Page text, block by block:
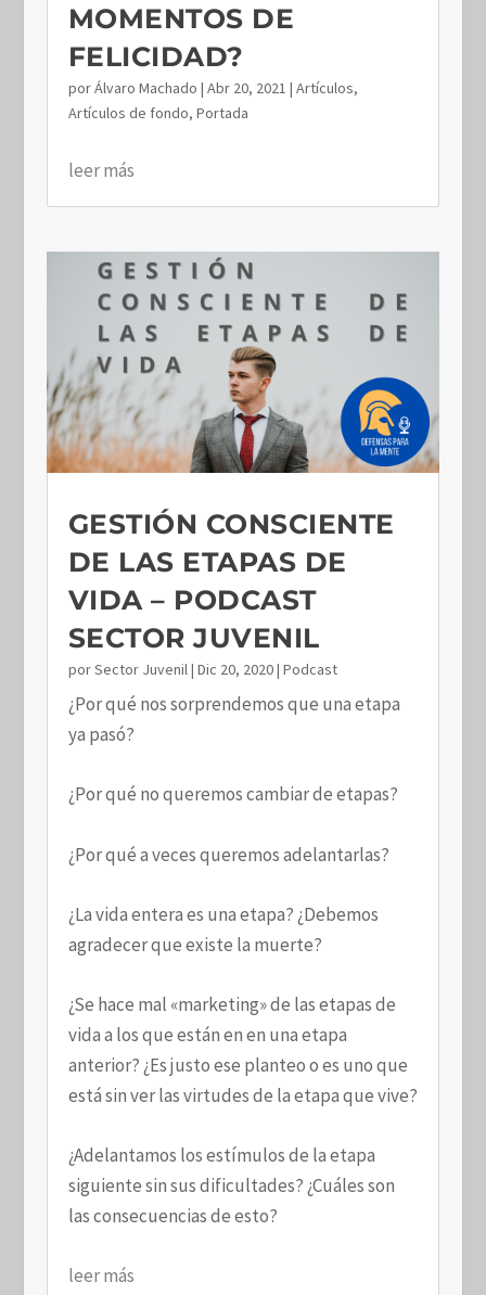
MOMENTOS DE
FELICIDAD?
porÁlvaro Machado | Abr 20, 2021 | Artículos,
Artículos de fondo, Portada
leer más
GESTIÓN CONSCIENTE
DE LAS ETAPAS DE
VIDA – PODCAST
SECTOR JUVENIL
porSector Juvenil| Dic 20, 2020| Podcast
¿Por qué nos sorprendemos que una etapa
ya pasó?
¿Por qué no queremos cambiar de etapas?
¿Por qué a veces queremos adelantarlas?
¿La vida entera es una etapa? ¿Debemos
agradecer que existe la muerte?
¿Se hace mal «marketing» de las etapas de
vida a los que están en en una etapa
anterior? ¿Es justo ese planteo o es uno que
está sin ver las virtudes de la etapa que vive?
¿Adelantamos los estímulos de la etapa
siguiente sin sus dificultades? ¿Cuáles son
las consecuencias de esto?
leer más